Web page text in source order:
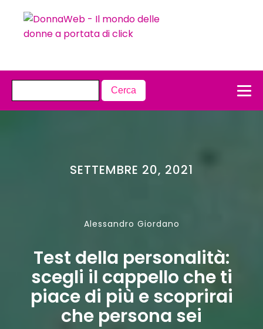
SETTEMBRE 20, 2021
Alessandro Giordano
Test della personalità:
scegli il cappello che ti
piace di più e scoprirai
che persona sei